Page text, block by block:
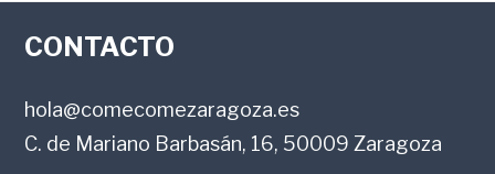
LECTORES
FOOTER
CONTACTO
hola@comecomezaragoza.es
C. de Mariano Barbasán, 16, 50009 Zaragoza